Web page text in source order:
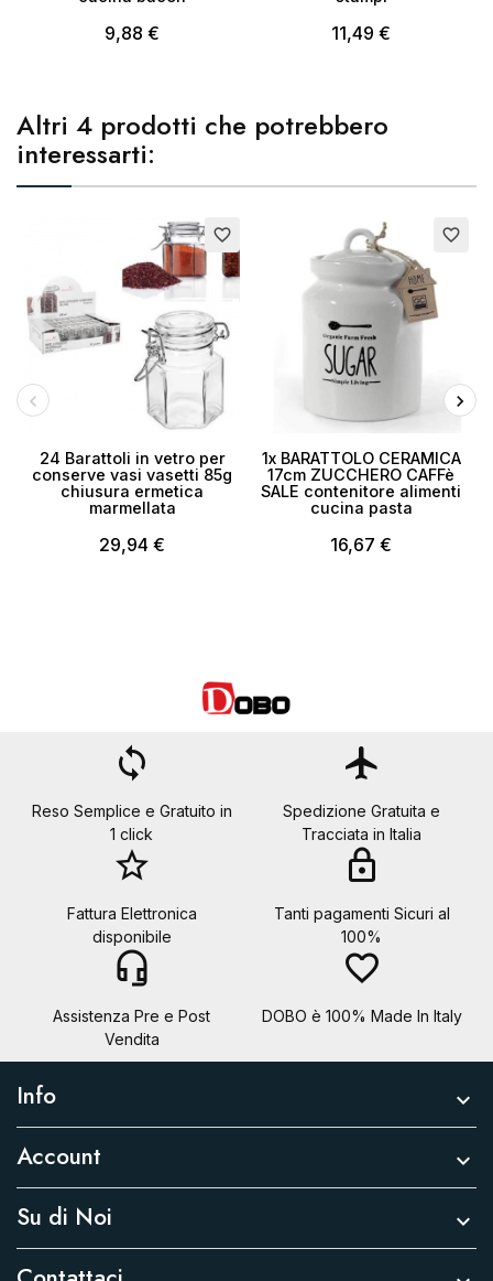
9,88 € 11,49 €
Altri 4 prodotti che potrebbero
interessarti:
favorite_border
24 Barattoli in vetro per
conserve vasi vasetti 85g
chiusura ermetica
marmellata
29,94 €
favorite_border
1x BARATTOLO CERAMICA
17cm ZUCCHERO CAFFè
SALE contenitore alimenti
cucina pasta
16,67 €
loop
Reso Semplice e Gratuito in
1 click
flight
Spedizione Gratuita e
Tracciata in Italia
star_border
Fattura Elettronica
disponibile
lock
Tanti pagamenti Sicuri al
100%
headset_mic
Assistenza Pre e Post
Vendita
favorite_border
DOBO è 100% Made In Italy
Info 
Account 
Su di Noi 